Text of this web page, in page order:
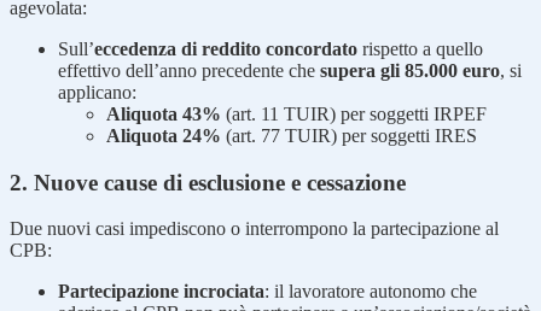
agevolata:
Sull’eccedenza di reddito concordato rispetto a quello
effettivo dell’anno precedente che supera gli 85.000 euro, si
applicano:
Aliquota 43% (art. 11 TUIR) per soggetti IRPEF
Aliquota 24% (art. 77 TUIR) per soggetti IRES
2. Nuove cause di esclusione e cessazione
Due nuovi casi impediscono o interrompono la partecipazione al
CPB:
Partecipazione incrociata: il lavoratore autonomo che